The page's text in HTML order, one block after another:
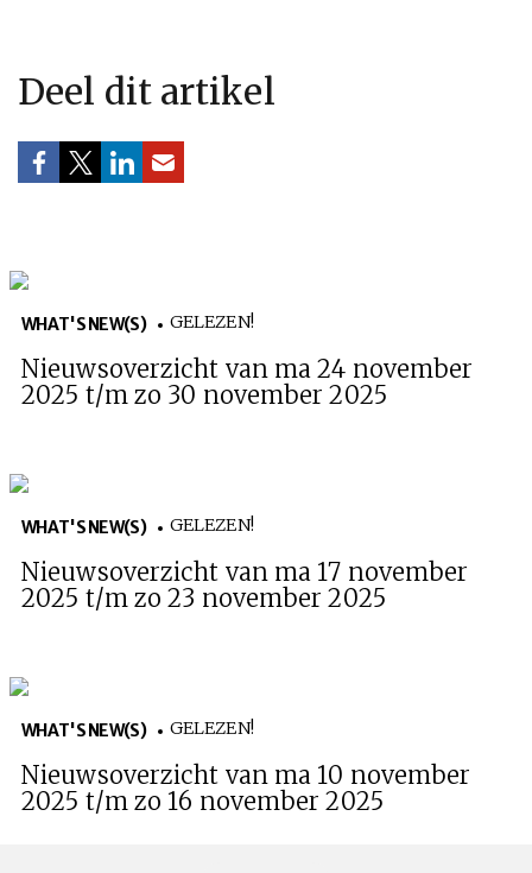
Deel dit artikel
WHAT'S NEW(S) GELEZEN!
Nieuwsoverzicht van ma 24 november
2025 t/m zo 30 november 2025
WHAT'S NEW(S) GELEZEN!
Nieuwsoverzicht van ma 17 november
2025 t/m zo 23 november 2025
WHAT'S NEW(S) GELEZEN!
Nieuwsoverzicht van ma 10 november
2025 t/m zo 16 november 2025